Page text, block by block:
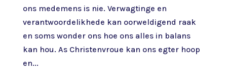
ons medemens is nie. Verwagtinge en
verantwoordelikhede kan oorweldigend raak
en soms wonder ons hoe ons alles in balans
kan hou. As Christenvroue kan ons egter hoop
en...